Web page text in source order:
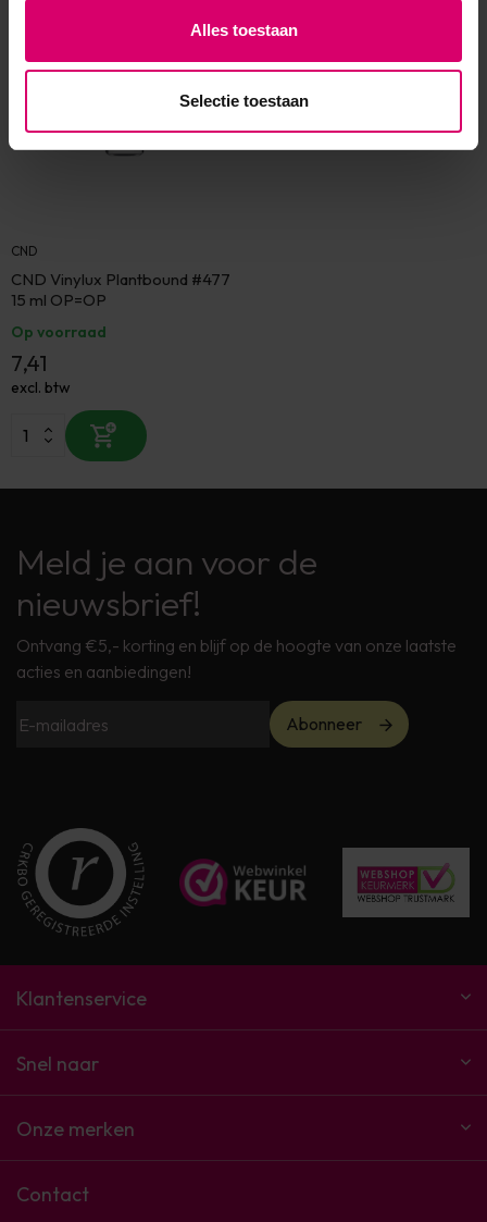
Alles toestaan
Selectie toestaan
CND
CND Vinylux Plantbound #477
15 ml OP=OP
Op voorraad
7,41
excl. btw
Meld je aan voor de
nieuwsbrief!
Ontvang €5,- korting en blijf op de hoogte van onze laatste
acties en aanbiedingen!
Abonneer
Klantenservice
Snel naar
Onze merken
Contact